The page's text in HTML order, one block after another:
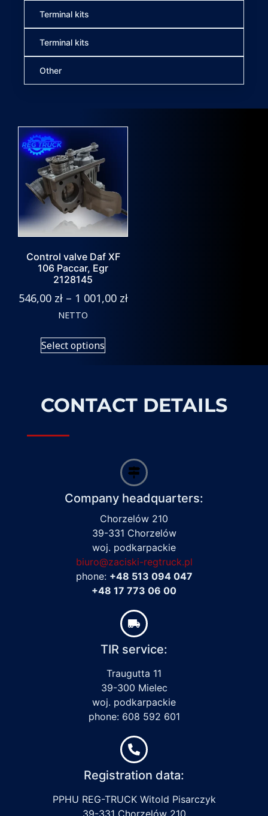
Terminal kits
Terminal kits
Other
Control valve Daf XF
106 Paccar, Egr
2128145
546,00 zł – 1 001,00 zł
NETTO
Select options
CONTACT DETAILS
Company headquarters:
Chorzelów 210
39-331 Chorzelów
woj. podkarpackie
biuro@zaciski-regtruck.pl
phone: +48 513 094 047
+48 17 773 06 00
TIR service:
Traugutta 11
39-300 Mielec
woj. podkarpackie
phone: 608 592 601
Registration data:
PPHU REG-TRUCK Witold Pisarczyk
39-331 Chorzelów 210